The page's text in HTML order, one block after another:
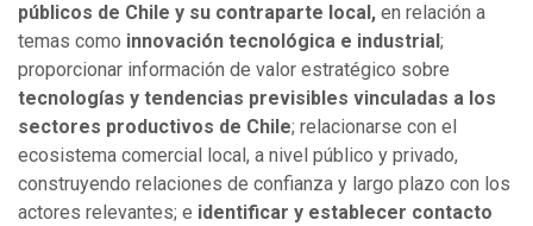
públicos de Chile y su contraparte local, en relación a
temas como innovación tecnológica e industrial ;
proporcionar información de valor estratégico sobre
tecnologías y tendencias previsibles vinculadas a los
sectores productivos de Chile; relacionarse con el
ecosistema comercial local, a nivel público y privado,
construyendo relaciones de confianza y largo plazo con los
actores relevantes; e identificar y establecer contacto